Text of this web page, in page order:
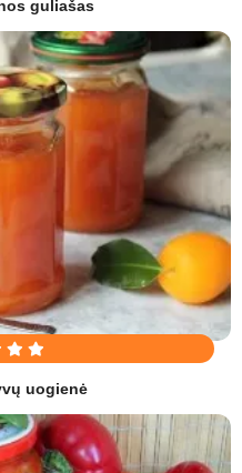
guliašas
uogienė